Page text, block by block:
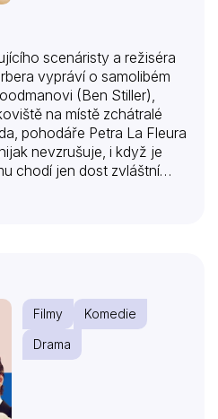
scenáristy a režiséra
vypráví o samolibém
(Ben Stiller),
na místě zchátralé
pohodáře Petra La Fleura
nevzrušuje, i když je
chodí jen dost zvláštní
Owen, snaživý táta od
podivín Steve, který
ve vybíjené. Ve hře je
láska k půvabné právničce
Filmy
Komedie
Drama